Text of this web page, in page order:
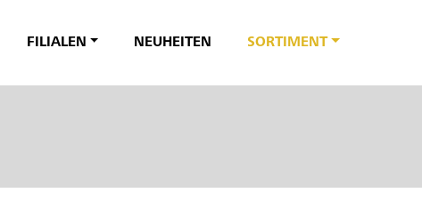
FILIALEN NEUHEITEN SORTIMENT